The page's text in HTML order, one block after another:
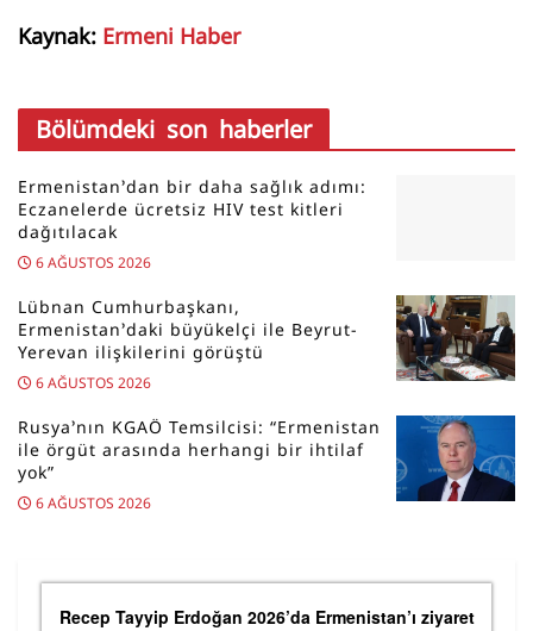
Kaynak: Ermeni Haber
Bölümdeki son haberler
Ermenistan’dan bir daha sağlık adımı:
Eczanelerde ücretsiz HIV test kitleri
dağıtılacak
6 AĞUSTOS 2026
Lübnan Cumhurbaşkanı,
Ermenistan’daki büyükelçi ile Beyrut-
Yerevan ilişkilerini görüştü
6 AĞUSTOS 2026
Rusya’nın KGAÖ Temsilcisi: “Ermenistan
ile örgüt arasında herhangi bir ihtilaf
yok”
6 AĞUSTOS 2026
Recep Tayyip Erdoğan 2026’da Ermenistan’ı ziyaret